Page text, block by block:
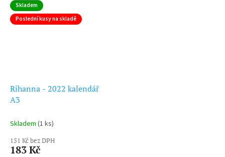
Skladem
Poslední kusy na skladě
Rihanna - 2022 kalendář
A3
Skladem (1 ks)
151 Kč bez DPH
183 Kč